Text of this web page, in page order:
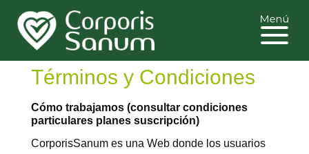
Términos y Condiciones
Cómo trabajamos (consultar condiciones
particulares planes suscripción)
CorporisSanum es una Web donde los usuarios